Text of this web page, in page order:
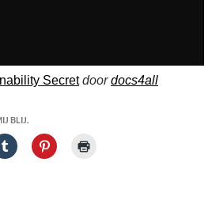
Secret doordocs4all
BLIJ.